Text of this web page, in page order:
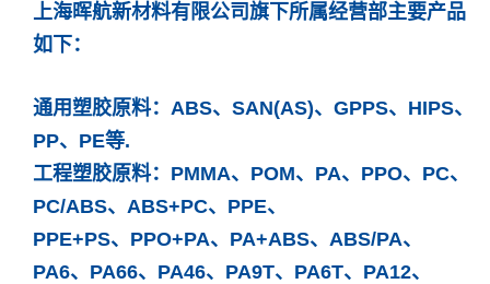
上海晖航新材料有限公司旗下所属经营部主要产品
如下：
通用塑胶原料：ABS、SAN(AS)、GPPS、HIPS、
PP、PE等.
工程塑胶原料：PMMA、POM、PA、PPO、PC、
PC/ABS、ABS+PC、PPE、
PPE+PS、PPO+PA、PA+ABS、ABS/PA、
PA6、PA66、PA46、PA9T、PA6T、PA12、